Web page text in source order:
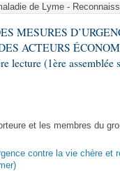
de Lyme -
MESURES
ACTEURS
(1ère assemblée
et les membres du
contre la vie chère et